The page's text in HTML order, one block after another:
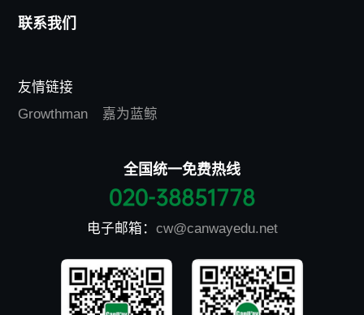
联系我们
友情链接
Growthman
嘉为蓝鲸
全国统一免费热线
020-38851778
电子邮箱： cw@canwayedu.net